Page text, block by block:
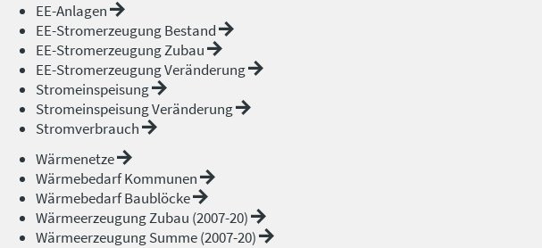
EE-Anlagen
EE-Stromerzeugung Bestand
EE-Stromerzeugung Zubau
EE-Stromerzeugung Veränderung
Stromeinspeisung
Stromeinspeisung Veränderung
Stromverbrauch
Wärmenetze
Wärmebedarf Kommunen
Wärmebedarf Baublöcke
Wärmeerzeugung Zubau (2007-20)
Wärmeerzeugung Summe (2007-20)